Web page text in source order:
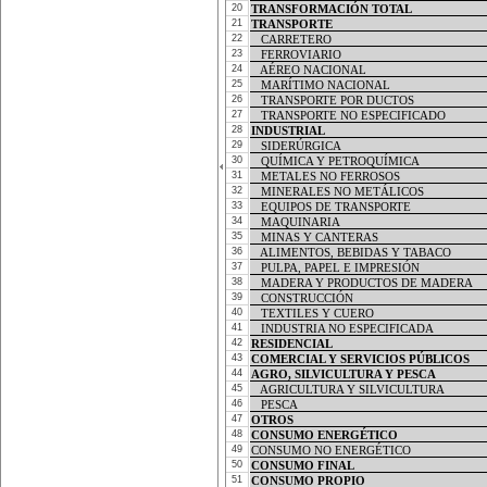
TRANSFORMACIÓN TOTAL
TRANSPORTE
   CARRETERO
   FERROVIARIO
   AÉREO NACIONAL
   MARÍTIMO NACIONAL
   TRANSPORTE POR DUCTOS
   TRANSPORTE NO ESPECIFICADO
INDUSTRIAL
   SIDERÚRGICA
   QUÍMICA Y PETROQUÍMICA
   METALES NO FERROSOS
   MINERALES NO METÁLICOS
   EQUIPOS DE TRANSPORTE
   MAQUINARIA
   MINAS Y CANTERAS
   ALIMENTOS, BEBIDAS Y TABACO
   PULPA, PAPEL E IMPRESIÓN
   MADERA Y PRODUCTOS DE MADERA
   CONSTRUCCIÓN
   TEXTILES Y CUERO
   INDUSTRIA NO ESPECIFICADA
RESIDENCIAL
COMERCIAL Y SERVICIOS PÚBLICOS
AGRO, SILVICULTURA Y PESCA
   AGRICULTURA Y SILVICULTURA
   PESCA
OTROS
CONSUMO ENERGÉTICO
CONSUMO NO ENERGÉTICO
CONSUMO FINAL
CONSUMO PROPIO
20
21
22
23
24
25
26
27
28
29
30
31
32
33
34
35
36
37
38
39
40
41
42
43
44
45
46
47
48
49
50
51
TRANSFORMACIÓN TOTAL
TRANSPORTE
   CARRETERO
   FERROVIARIO
   AÉREO NACIONAL
   MARÍTIMO NACIONAL
   TRANSPORTE POR DUCTOS
   TRANSPORTE NO ESPECIFICADO
INDUSTRIAL
   SIDERÚRGICA
   QUÍMICA Y PETROQUÍMICA
   METALES NO FERROSOS
   MINERALES NO METÁLICOS
   EQUIPOS DE TRANSPORTE
   MAQUINARIA
   MINAS Y CANTERAS
   ALIMENTOS, BEBIDAS Y TABACO
   PULPA, PAPEL E IMPRESIÓN
   MADERA Y PRODUCTOS DE MADERA
   CONSTRUCCIÓN
   TEXTILES Y CUERO
   INDUSTRIA NO ESPECIFICADA
RESIDENCIAL
COMERCIAL Y SERVICIOS PÚBLICOS
AGRO, SILVICULTURA Y PESCA
   AGRICULTURA Y SILVICULTURA
   PESCA
OTROS
CONSUMO ENERGÉTICO
CONSUMO NO ENERGÉTICO
CONSUMO FINAL
CONSUMO PROPIO